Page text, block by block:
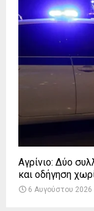
Αγρίνιο: Δύο
και οδήγηση
6 Αυγούστου 2026